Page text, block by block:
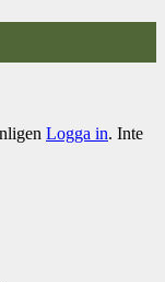
Logga in. Inte